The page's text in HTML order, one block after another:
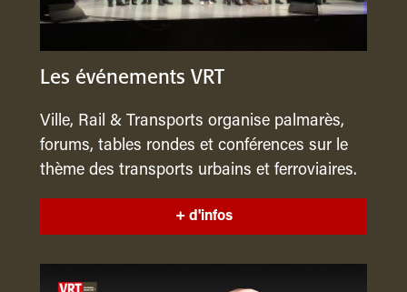
Les événements VRT
Ville, Rail & Transports organise palmarès,
forums, tables rondes et conférences sur le
thème des transports urbains et ferroviaires.
+ d'infos